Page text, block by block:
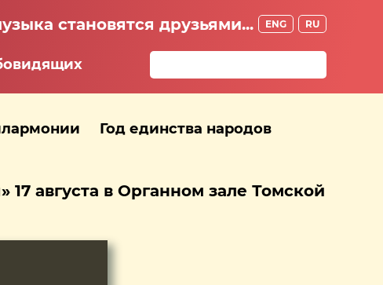
становятся друзьями... ENG RU
Год единства народов
августа в Органном зале Томской